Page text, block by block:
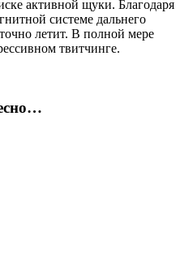
активной щуки. Благодаря
системе дальнего
летит. В полной мере
твитчинге.